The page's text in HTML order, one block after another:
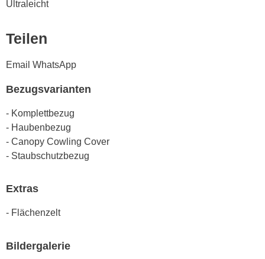
Ultraleicht
Teilen
Email WhatsApp
Bezugsvarianten
- Komplettbezug
- Haubenbezug
- Canopy Cowling Cover
- Staubschutzbezug
Extras
- Flächenzelt
Bildergalerie